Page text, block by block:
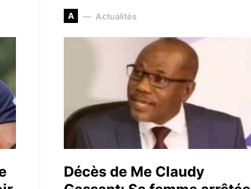
A Actualités
Décès de Me Claudy